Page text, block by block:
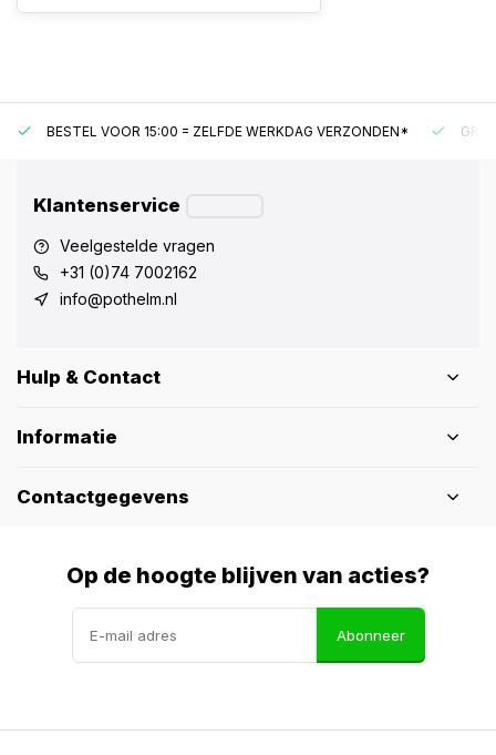
BESTEL VOOR 15:00 = ZELFDE WERKDAG VERZONDEN*
Klantenservice
Veelgestelde vragen
+31 (0)74 7002162
info@pothelm.nl
Hulp & Contact
Informatie
Contactgegevens
Op de hoogte blijven van acties?
Abonneer